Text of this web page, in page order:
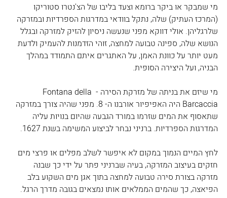
מי שמבקר או ביקר ברומא וצעד בליבו של הצ'נטרו סטוריקו
(המרכז העתיק) שלה, נתקל בוודאי במדרגות הספרדיות ובמזרקה
שלרגליהן. אולי דווקא מפני שנעשה ניסיון להזיק למזרקה ובגלל
הנושא שלה, ספינה טבועה למחצה, זוהי הזדמנות להעמיק ולדעת
מעט יותר על כוונת האמן, על האתגרים איתם התמודד במהלך
הבניה, ועל היצירה הסופית.
מי שיזם את בניתה של מזרקת הסירה - Fontana della
Barcaccia היה האפיפיור אורבנו ה- 8. מפני שהיה צורך במזרקה
שתאסוף את המים שזרמו במורד הגבעה שהיום בנויות עליה
המדרגות הספרדיות. ברניני נבחר לביצוע המשימה בשנת 1627.
לחץ המיים הנמוך במקום לא איפשר לשלב מפלים או פרצי מים
חזקים בעיצוב המזרקה, בעיה שברניני פתר על ידי כך שבנה
מזרקה בצורת סירה טבועה למחצה בתוך אגן מים השקוע בלב
הפיאצה, כך שהמים הממלאים אותו נמצאים בגובה מדרך הרגל.